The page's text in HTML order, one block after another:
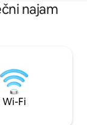
najam
Wi-Fi